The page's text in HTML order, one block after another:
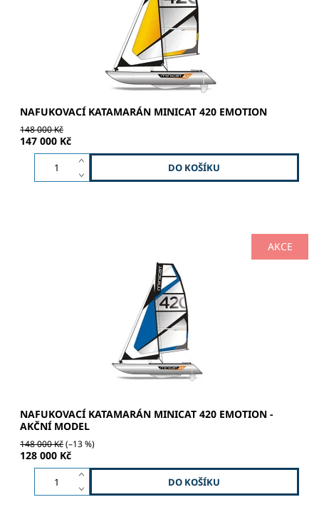
NAFUKOVACÍ KATAMARÁN MINICAT 420 EMOTION
148 000 Kč
147 000 Kč
AKCE
Předváděcí Minicat je tu jen pro vás.Plně funkční a s
plnou zárukou!! RELAX | SPORT | ADRENALIN Hliníkový
stěžeň – dvojbarevné lakování - nový silnější profil
NAFUKOVACÍ KATAMARÁN MINICAT 420 EMOTION -
AKČNÍ MODEL
148 000 Kč(–13 %)
128 000 Kč